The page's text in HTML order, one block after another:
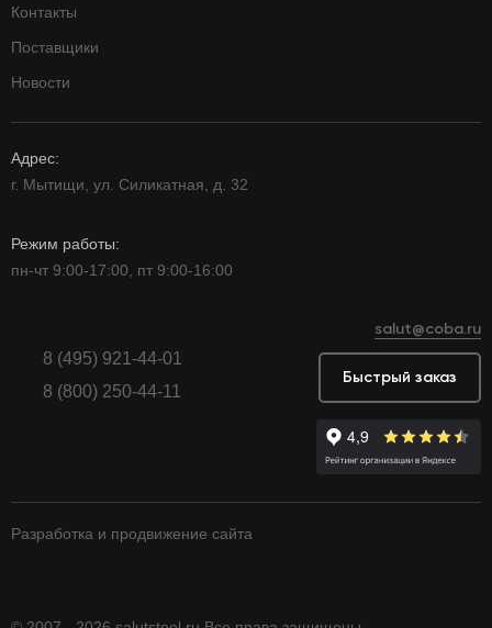
Контакты
Поставщики
Новости
Адрес:
г. Мытищи, ул. Силикатная, д. 32
Режим работы:
пн-чт 9:00-17:00, пт 9:00-16:00
8 (495) 921-44-01
8 (800) 250-44-11
salut@coba.ru
Быстрый заказ
Разработка и продвижение сайта